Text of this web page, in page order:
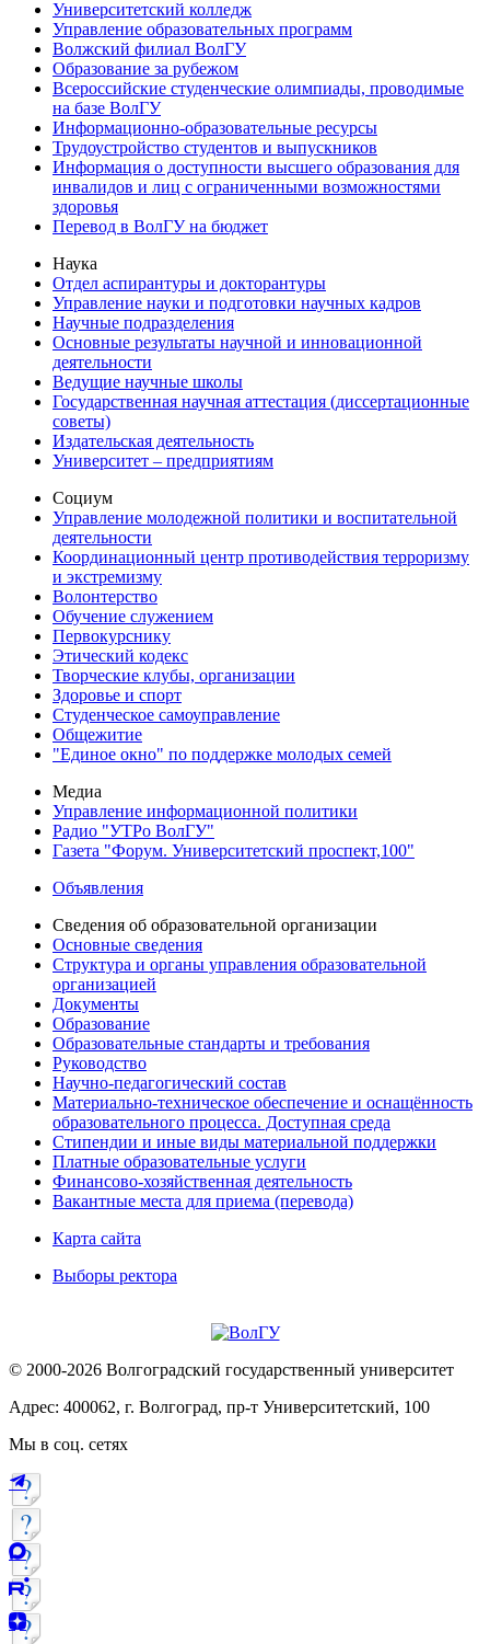
Университетский колледж
Управление образовательных программ
Волжский филиал ВолГУ
Образование за рубежом
Всероссийские студенческие олимпиады, проводимые
на базе ВолГУ
Информационно-образовательные ресурсы
Трудоустройство студентов и выпускников
Информация о доступности высшего образования для
инвалидов и лиц с ограниченными возможностями
здоровья
Перевод в ВолГУ на бюджет
Наука
Отдел аспирантуры и докторантуры
Управление науки и подготовки научных кадров
Научные подразделения
Основные результаты научной и инновационной
деятельности
Ведущие научные школы
Государственная научная аттестация (диссертационные
советы)
Издательская деятельность
Университет – предприятиям
Социум
Управление молодежной политики и воспитательной
деятельности
Координационный центр противодействия терроризму
и экстремизму
Волонтерство
Обучение служением
Первокурснику
Этический кодекс
Творческие клубы, организации
Здоровье и спорт
Студенческое самоуправление
Общежитие
"Единое окно" по поддержке молодых семей
Медиа
Управление информационной политики
Радио "УТРо ВолГУ"
Газета "Форум. Университетский проспект,100"
Объявления
Сведения об образовательной организации
Основные сведения
Структура и органы управления образовательной
организацией
Документы
Образование
Образовательные стандарты и требования
Руководство
Научно-педагогический состав
Материально-техническое обеспечение и оснащённость
образовательного процесса. Доступная среда
Стипендии и иные виды материальной поддержки
Платные образовательные услуги
Финансово-хозяйственная деятельность
Вакантные места для приема (перевода)
Карта сайта
Выборы ректора
© 2000-2026 Волгоградский государственный университет
Адрес: 400062, г. Волгоград, пр-т Университетский, 100
Мы в соц. сетях